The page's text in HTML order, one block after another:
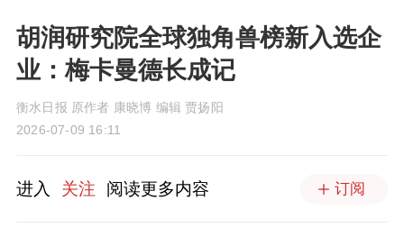
胡润研究院全球独角兽榜新入选企
业：梅卡曼德长成记
衡水日报 原作者 康晓博 编辑 贾扬阳
2026-07-09 16:11
进入 关注 阅读更多内容 订阅